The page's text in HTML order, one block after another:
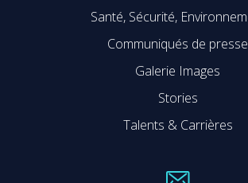
Santé, Sécurité,
Communiqués de presse
Galerie Images
Stories
Talents & Carrières